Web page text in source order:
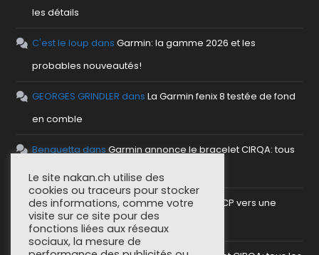
les détails
C'est le loup dansGarmin: la gamme 2026 et les
probables nouveautés!
GEORGES GRINDLER dansLa Garmin fenix 8 testée de fond
en comble
Benguetta dansGarmin annonce le bracelet CIRQA: tous
les détails
anthodansMettre en place un serveur MCP vers une
plateforme sportive
Le site nakan.ch utilise des
cookies ou traceurs pour stocker
des informations, comme votre
visite sur ce site pour des
fonctions liées aux réseaux
sociaux, la mesure de